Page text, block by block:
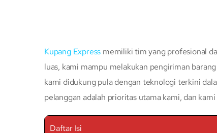
Kupang Express memiliki tim yang profesional
luas, kami mampu melakukan pengiriman
kami didukung pula dengan teknologi terkini
pelanggan adalah prioritas utama kami, dan
Daftar Isi